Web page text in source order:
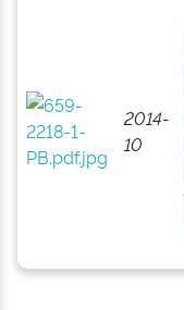
2014-
10